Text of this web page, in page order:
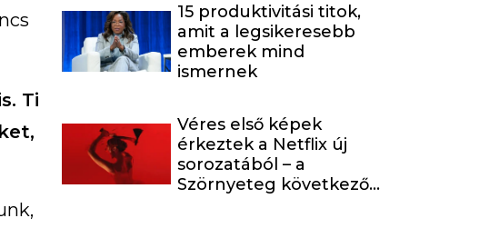
Ti
15 produktivitási titok,
amit a legsikeresebb
emberek mind
ismernek
Véres első képek
érkeztek a Netflix új
sorozatából – a
Szörnyeteg következő